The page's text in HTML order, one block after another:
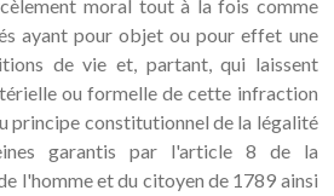
moral tout à la fois comme
ayant pour objet ou pour effet une
de vie et, partant, qui laissent
ou formelle de cette infraction
principe constitutionnel de la légalité
garantis par l'article 8 de la
l'homme et du citoyen de 1789 ainsi